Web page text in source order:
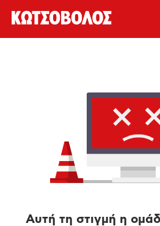
Αυτή τη στιγμή η